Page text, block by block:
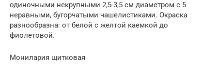
одиночными некрупными 2,5-3,5 см диаметром с 5
неравными, бугорчатыми чашелистиками. Окраска
разнообразна: от белой с желтой каемкой до
фиолетовой.
Монилария щитковая